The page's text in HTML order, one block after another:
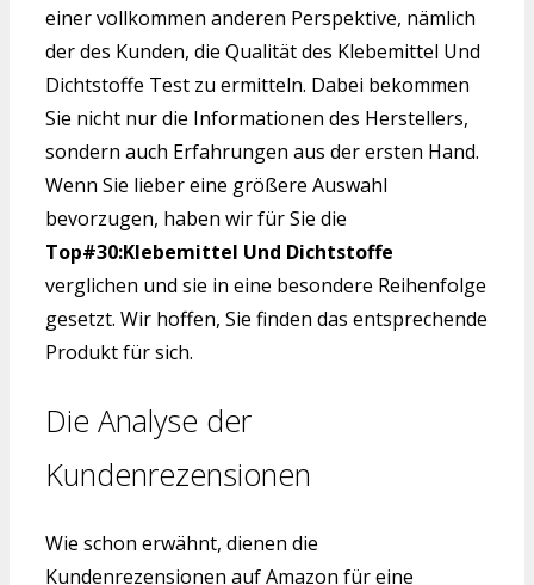
einer vollkommen anderen Perspektive, nämlich
der des Kunden, die Qualität des Klebemittel Und
Dichtstoffe Test zu ermitteln. Dabei bekommen
Sie nicht nur die Informationen des Herstellers,
sondern auch Erfahrungen aus der ersten Hand.
Wenn Sie lieber eine größere Auswahl
bevorzugen, haben wir für Sie die
Top#30:Klebemittel Und Dichtstoffe
verglichen und sie in eine besondere Reihenfolge
gesetzt. Wir hoffen, Sie finden das entsprechende
Produkt für sich.
Die Analyse der
Kundenrezensionen
Wie schon erwähnt, dienen die
Kundenrezensionen auf Amazon für eine